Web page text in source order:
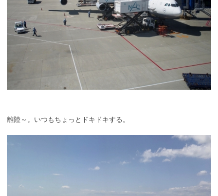
離陸～。いつもちょっとドキドキする。